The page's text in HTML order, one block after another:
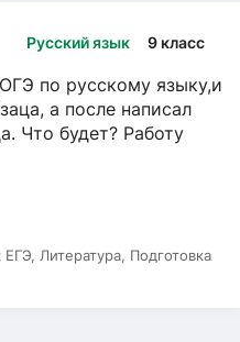
Русский язык 9 класс
по русскому языку,и
а после написал
Что будет? Работу
ЕГЭ, Литература, Подготовка